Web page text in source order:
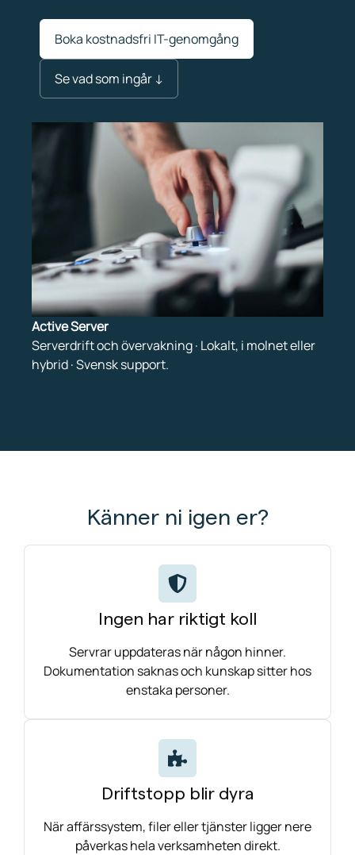
Boka kostnadsfri IT-genomgång
Se vad som ingår ↓
Active Server
Serverdrift och övervakning · Lokalt, i molnet eller
hybrid · Svensk support.
Känner ni igen er?
Ingen har riktigt koll
Servrar uppdateras när någon hinner.
Dokumentation saknas och kunskap sitter hos
enstaka personer.
Driftstopp blir dyra
När affärssystem, filer eller tjänster ligger nere
påverkas hela verksamheten direkt.